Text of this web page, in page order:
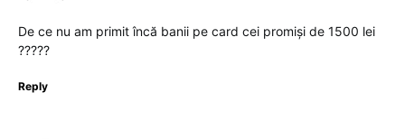
De ce nu am primit încă banii pe card cei promiși de 1500 lei
?????
Reply